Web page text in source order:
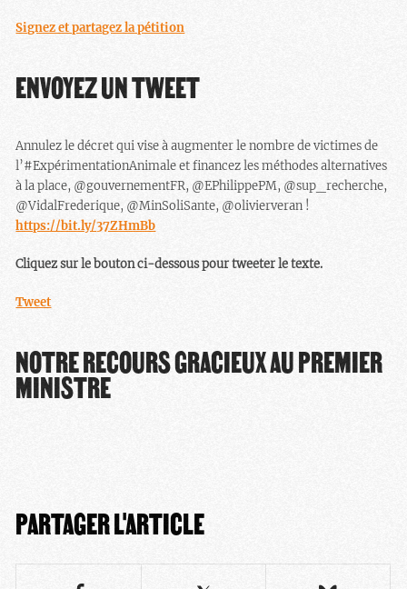
Signez et partagez la pétition
ENVOYEZ UN TWEET
Annulez le décret qui vise à augmenter le nombre de victimes de
l’#ExpérimentationAnimale et financez les méthodes alternatives
à la place, @gouvernementFR, @EPhilippePM, @sup_recherche,
@VidalFrederique, @MinSoliSante, @olivierveran !
https://bit.ly/37ZHmBb
Cliquez sur le bouton ci-dessous pour tweeter le texte.
Tweet
NOTRE RECOURS GRACIEUX AU PREMIER
MINISTRE
PARTAGER L'ARTICLE